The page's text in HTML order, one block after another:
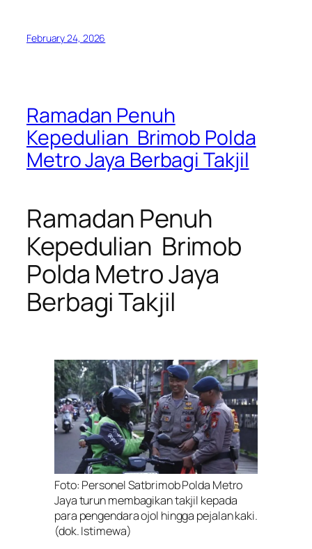
February 24, 2026
Ramadan Penuh
Kepedulian Brimob Polda
Metro Jaya Berbagi Takjil
Ramadan Penuh
Kepedulian Brimob
Polda Metro Jaya
Berbagi Takjil
Foto: Personel Satbrimob Polda Metro
Jaya turun membagikan takjil kepada
para pengendara ojol hingga pejalan kaki.
(dok. Istimewa)